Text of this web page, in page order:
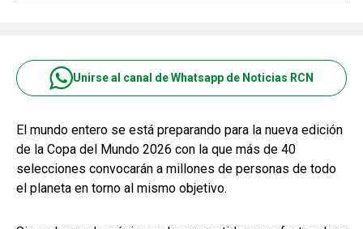
Unirse al canal de Whatsapp de Noticias RCN
El mundo entero se está preparando para la nueva edición
de la Copa del Mundo 2026 con la que más de 40
selecciones convocarán a millones de personas de todo
el planeta en torno al mismo objetivo.